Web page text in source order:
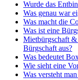
Wurde das
Was genau war
Was macht die
Was ist eine
Mietbürgschaft
Bürgschaft aus?
Was bedeutet
Wie sieht eine
Was versteht